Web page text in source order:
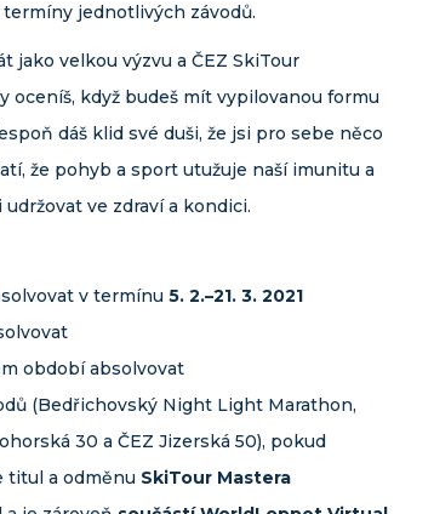
jednotlivých závodů.
jako velkou výzvu a ČEZ SkiTour
když budeš mít vypilovanou formu
dáš klid své duši, že jsi pro sebe něco
že pohyb a sport utužuje naší imunitu a
ve zdraví a kondici.
v termínu 5. 2.–21. 3. 2021
období absolvovat
(Bedřichovský Night Light Marathon,
30 a ČEZ Jizerská 50), pokud
titul a odměnu SkiTour Mastera